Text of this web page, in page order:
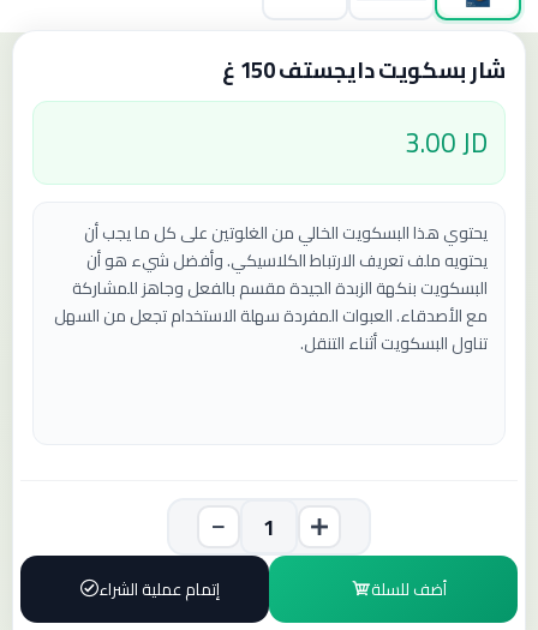
شار بسكويت دايجستف 150 غ
3.00 JD
يحتوي هذا البسكويت الخالي من الغلوتين على كل ما يجب أن
يحتويه ملف تعريف الارتباط الكلاسيكي. وأفضل شيء هو أن
البسكويت بنكهة الزبدة الجيدة مقسم بالفعل وجاهز للمشاركة
مع الأصدقاء. العبوات المفردة سهلة الاستخدام تجعل من السهل
تناول البسكويت أثناء التنقل.
أضف للسلة إتمام عملية الشراء